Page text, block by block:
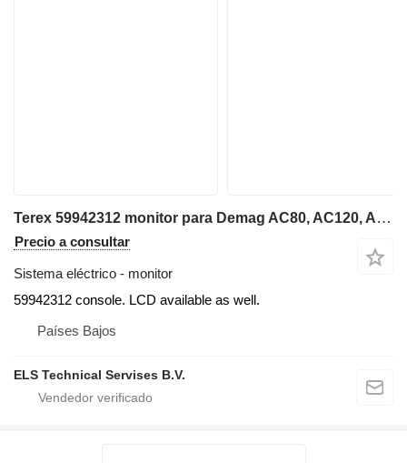
Terex 59942312 monitor para Demag AC80, AC120, AC160, AC250, AC300, AC350, AC500, AC700, CC2500, CH3180, explorer 5600 grúa móvil
Precio a consultar
Sistema eléctrico - monitor
59942312 console. LCD available as well.
Países Bajos
ELS Technical Servises B.V.